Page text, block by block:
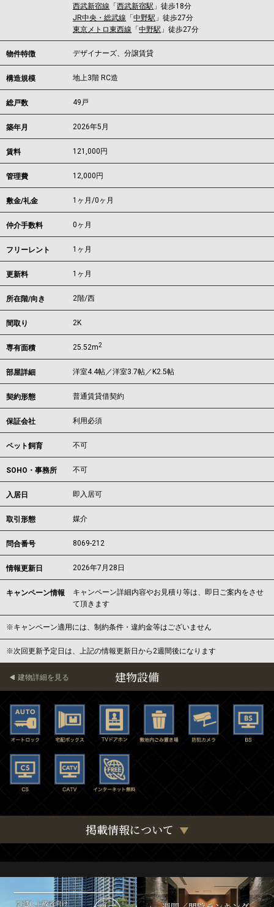
西武新宿線 「西武新宿駅 」徒歩18分
JR中央・総武線 「中野駅 」徒歩27分
東京メトロ東西線 「中野駅 」徒歩27分
物件特徴 デザイナーズ、分譲賃貸
構造規模 地上3階 RC造
総戸数 49戸
築年月 2026年5月
賃料 121,000 円
管理費 12,000円
敷金/礼金 1ヶ月/0ヶ月
仲介手数料 0ヶ月
フリーレント 1ヶ月
更新料 1ヶ月
所在階/向き 2階/西
間取り 2K
専有面積 25.52m2
部屋詳細 洋室4.4帖／洋室3.7帖／K2.5帖
契約形態 普通賃貸借契約
保証会社 利用必須
ペット飼育 不可
SOHO・事務所 不可
入居日 即入居可
取引形態 媒介
問合番号 8069-212
情報更新日 2026年7月28日
キャンペーン情報
キャンペーン詳細内容やお見積り等は、即日ご案内をさせ
て頂きます
※キャンペーン適用には、制約条件・違約金等はございません
※次回更新予定日は、上記の情報更新日から2週間後になります
建物設備
建物詳細を見る
掲載情報について